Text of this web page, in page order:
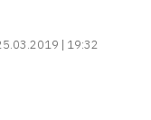
| 19:32